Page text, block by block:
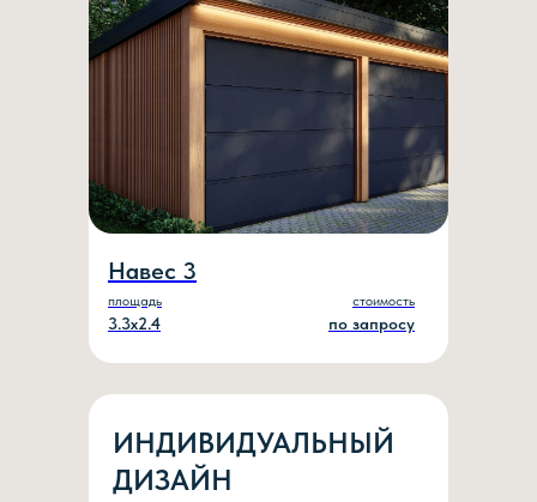
Навес 3
площадь
3.3х2.4
стоимость
по запросу
ИНДИВИДУАЛЬНЫЙ
ДИЗАЙН